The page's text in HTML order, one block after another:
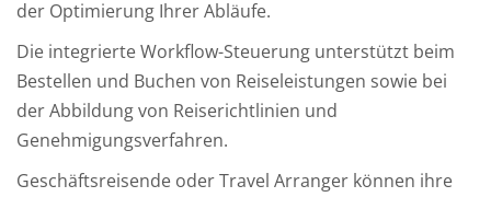
der Optimierung Ihrer Abläufe.
Die integrierte Workflow-Steuerung unterstützt beim
Bestellen und Buchen von Reiseleistungen sowie bei
der Abbildung von Reiserichtlinien und
Genehmigungsverfahren.
Geschäftsreisende oder Travel Arranger können ihre